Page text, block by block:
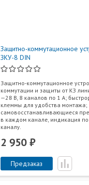
Защитно-коммутационное
ЗКУ-8 DIN
Защитно-коммутационное
коммутации и защиты от КЗ
—28 В, 8 каналов по 1 А;
клеммы для удобства монтажа;
самовосстанавливающиеся
в каждом канале, индикация
каналу.
2 950 ₽
Предзаказ